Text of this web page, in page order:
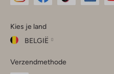
InstagramFacebook
Kies je land
BELGIË
je
Verzendmethode